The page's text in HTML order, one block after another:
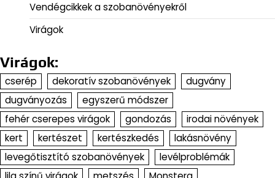
Vendégcikkek a szobanövényekről
Virágok
Virágok:
cserép dekoratív szobanövények
dugvány
dugványozás
egyszerű módszer
fehér cserepes virágok
gondozás
irodai növények
kert
kertészet kertészkedés
lakásnövény
levegőtisztító szobanövények
levélproblémák